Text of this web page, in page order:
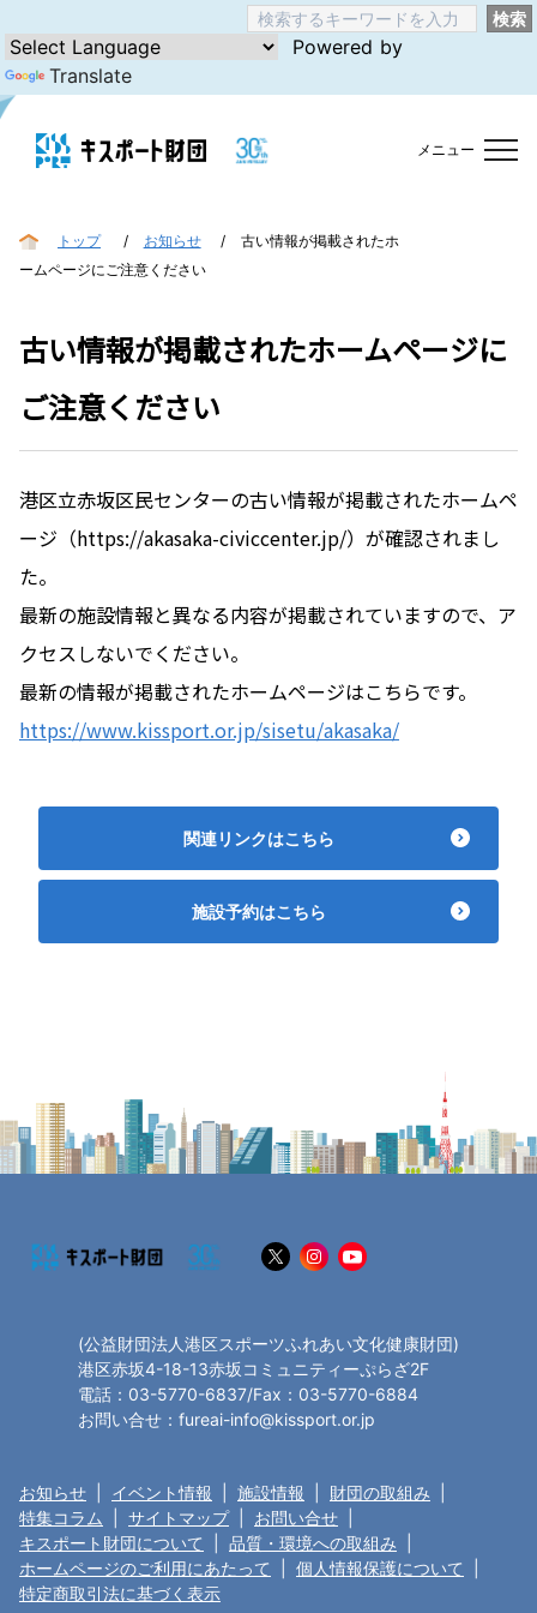
検索
Powered by
Translate
メニュー
トップ お知らせ
古い情報が掲載されたホ
ームページにご注意ください
古い情報が掲載されたホームページに
ご注意ください
港区立赤坂区民センターの古い情報が掲載されたホームペ
ージ（https://akasaka-civiccenter.jp/）が確認されまし
た。
最新の施設情報と異なる内容が掲載されていますので、ア
クセスしないでください。
最新の情報が掲載されたホームページはこちらです。
https://www.kissport.or.jp/sisetu/akasaka/
関連リンクはこちら
施設予約はこちら
(公益財団法人港区スポーツふれあい文化健康財団)
港区赤坂4-18-13赤坂コミュニティーぷらざ2F
電話：03-5770-6837/Fax：03-5770-6884
お問い合せ：fureai-info@kissport.or.jp
お知らせ イベント情報 施設情報 財団の取組み
特集コラム
サイトマップ お問い合せ
キスポート財団について
品質・環境への取組み
ホームページのご利用にあたって
個人情報保護について
特定商取引法に基づく表示